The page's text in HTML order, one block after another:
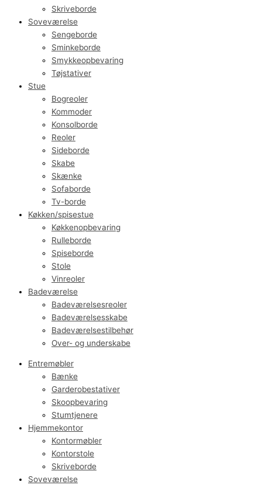
Skriveborde
Soveværelse
Sengeborde
Sminkeborde
Smykkeopbevaring
Tøjstativer
Stue
Bogreoler
Kommoder
Konsolborde
Reoler
Sideborde
Skabe
Skænke
Sofaborde
Tv-borde
Køkken/spisestue
Køkkenopbevaring
Rulleborde
Spiseborde
Stole
Vinreoler
Badeværelse
Badeværelsesreoler
Badeværelsesskabe
Badeværelsestilbehør
Over- og underskabe
Entremøbler
Bænke
Garderobestativer
Skoopbevaring
Stumtjenere
Hjemmekontor
Kontormøbler
Kontorstole
Skriveborde
Soveværelse